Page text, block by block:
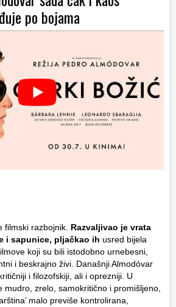
po bojama
filmski razbojnik. Razvaljivao je vrata
i sapunice, pljačkao ih usred bijela
koji su bili istodobno urnebesni,
i beskrajno živi. Današnji Almodóvar
i filozofskiji, ali i oprezniji. U
mudro, zrelo, samokritično i promišljeno,
malo previše kontrolirana,